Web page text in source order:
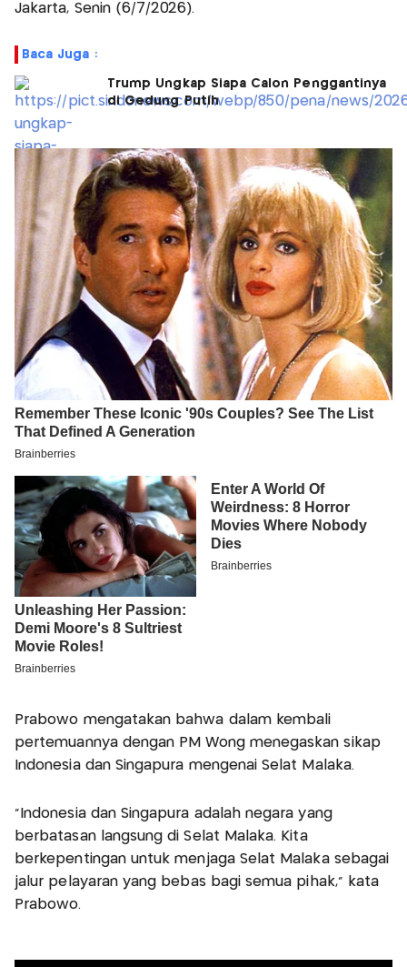
Jakarta, Senin (6/7/2026).
Baca Juga :
Trump Ungkap Siapa Calon Penggantinya
di Gedung Putih
Prabowo mengatakan bahwa dalam kembali
pertemuannya dengan PM Wong menegaskan sikap
Indonesia dan Singapura mengenai Selat Malaka.
"Indonesia dan Singapura adalah negara yang
berbatasan langsung di Selat Malaka. Kita
berkepentingan untuk menjaga Selat Malaka sebagai
jalur pelayaran yang bebas bagi semua pihak," kata
Prabowo.